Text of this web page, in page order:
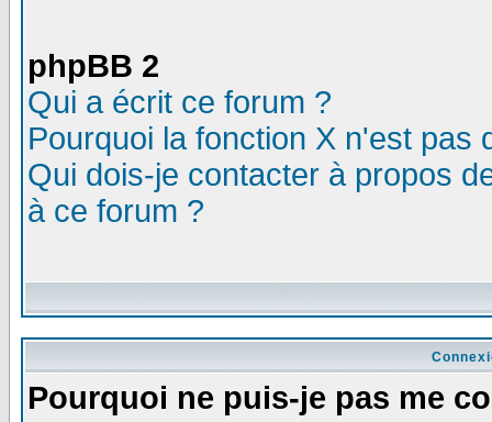
phpBB 2
Qui a écrit ce forum ?
Pourquoi la fonction X n'est pas
Qui dois-je contacter à propos
à ce forum ?
Pourquoi ne puis-je pas me